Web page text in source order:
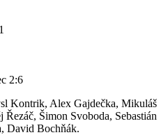
2:6
Kontrik, Alex Gajdečka, Mikuláš
Šimon Svoboda, Sebastián
David Bochňák.